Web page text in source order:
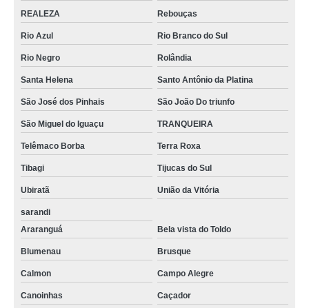
REALEZA Rebouças
Rio Azul Rio Branco do Sul
Rio Negro Rolândia
Santa Helena Santo Antônio da Platina
São José dos Pinhais São João Do triunfo
São Miguel do Iguaçu TRANQUEIRA
Telêmaco Borba Terra Roxa
Tibagi Tijucas do Sul
Ubiratã União da Vitória
sarandi
Araranguá
Bela vista do Toldo
Blumenau Brusque
Calmon Campo Alegre
Canoinhas Caçador